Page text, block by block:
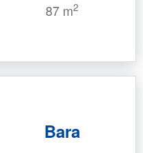
87 m2
Bara